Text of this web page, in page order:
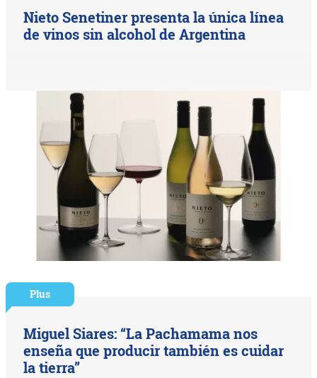
Nieto Senetiner presenta la única línea
de vinos sin alcohol de Argentina
Plus
Miguel Siares: “La Pachamama nos
enseña que producir también es cuidar
la tierra”